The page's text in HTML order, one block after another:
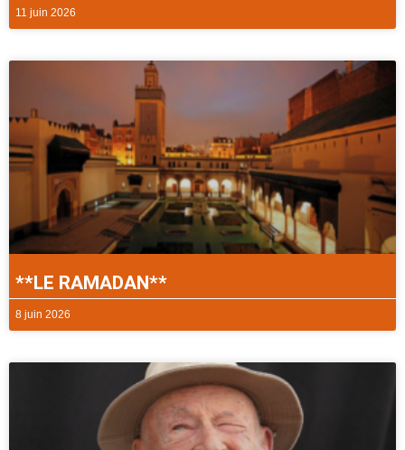
11 juin 2026
**LE RAMADAN**
8 juin 2026